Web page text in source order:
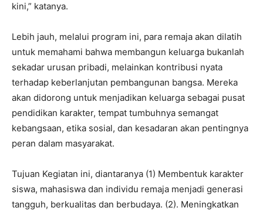
kini,” katanya.
Lebih jauh, melalui program ini, para remaja akan dilatih
untuk memahami bahwa membangun keluarga bukanlah
sekadar urusan pribadi, melainkan kontribusi nyata
terhadap keberlanjutan pembangunan bangsa. Mereka
akan didorong untuk menjadikan keluarga sebagai pusat
pendidikan karakter, tempat tumbuhnya semangat
kebangsaan, etika sosial, dan kesadaran akan pentingnya
peran dalam masyarakat.
Tujuan Kegiatan ini, diantaranya (1) Membentuk karakter
siswa, mahasiswa dan individu remaja menjadi generasi
tangguh, berkualitas dan berbudaya. (2). Meningkatkan